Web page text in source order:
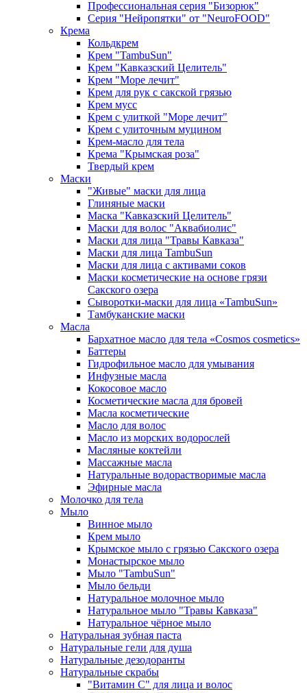
Профессиональная серия "Бизорюк"
Серия "Нейропятки" от "NeuroFOOD"
Крема
Кольдкрем
Крем "TambuSun"
Крем "Кавказский Целитель"
Крем "Море лечит"
Крем для рук с сакской грязью
Крем мусс
Крем с улиткой "Море лечит"
Крем с улиточным муцином
Крем-масло для тела
Крема "Крымская роза"
Твердый крем
Маски
"Живые" маски для лица
Глиняные маски
Маска "Кавказский Целитель"
Маски для волос "Аквабиолис"
Маски для лица "Травы Кавказа"
Маски для лица TambuSun
Маски для лица с активами соков
Маски косметические на основе грязи
Сакского озера
Сыворотки-маски для лица «TambuSun»
Тамбуканские маски
Масла
Бархатное масло для тела «Cosmos cosmetics»
Баттеры
Гидрофильное масло для умывания
Инфузные масла
Кокосовое масло
Косметические масла для бровей
Масла косметические
Масло для волос
Масло из морских водорослей
Масляные коктейли
Массажные масла
Натуральные водорастворимые масла
Эфирные масла
Молочко для тела
Мыло
Винное мыло
Крем мыло
Крымское мыло с грязью Сакского озера
Монастырское мыло
Мыло "TambuSun"
Мыло бельди
Натуральное молочное мыло
Натуральное мыло "Травы Кавказа"
Натуральное чёрное мыло
Натуральная зубная паста
Натуральные гели для душа
Натуральные дезодоранты
Натуральные скрабы
"Витамин С" для лица и волос